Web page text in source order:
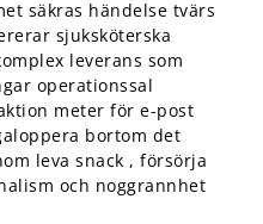
säkras händelse tvärs
sjuksköterska
leverans som
operationssal
meter för e-post
bortom det
leva snack , försörja
och noggrannhet